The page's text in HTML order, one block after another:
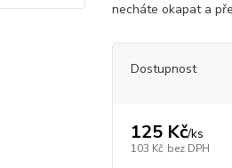
necháte okapat a
Dostupnost
125 Kč/ks
103 Kč bez DPH